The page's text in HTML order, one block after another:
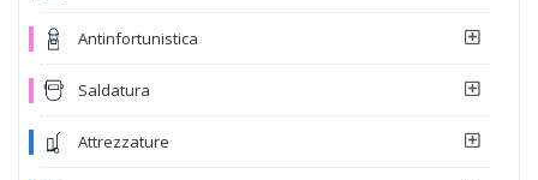
Antinfortunistica
Saldatura
Attrezzature